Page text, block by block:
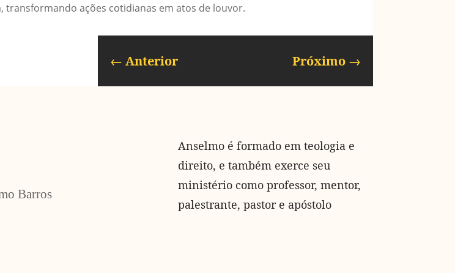
transformando ações cotidianas em atos de louvor.
← Anterior Próximo→
Barros
Anselmo é formado em teologia e
direito, e também exerce seu
ministério como professor, mentor,
palestrante, pastor e apóstolo